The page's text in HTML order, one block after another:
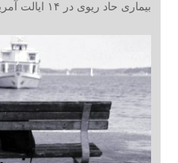
بیماری حاد ریوی در ۱۴ ایالت آمریکا را، سیگارهای ...